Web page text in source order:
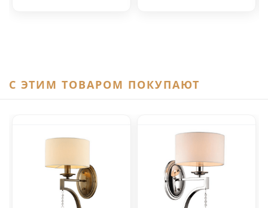
C ЭТИМ ТОВАРОМ ПОКУПАЮТ